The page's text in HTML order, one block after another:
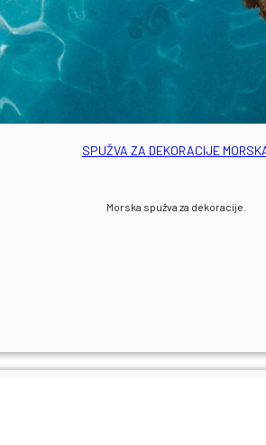
SPUŽVA ZA DEKORACIJE
Morska spužva za dekoracije.